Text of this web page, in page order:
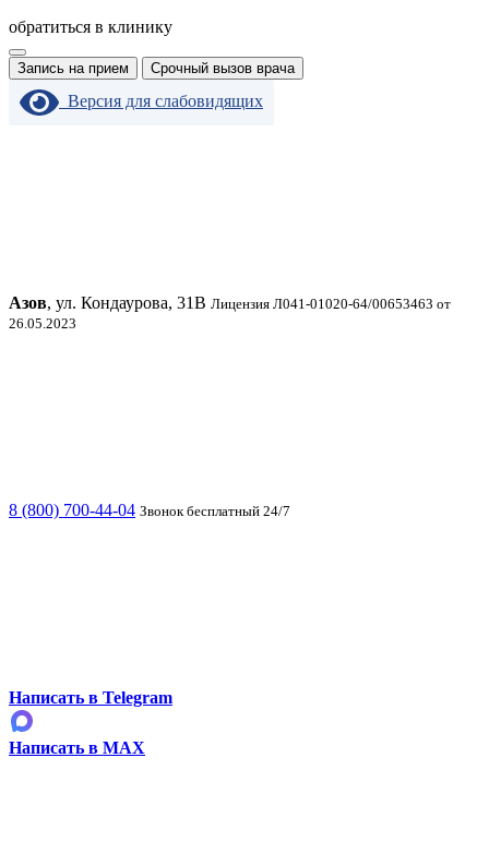
обратиться в клинику
Запись на прием Срочный вызов врача
Версия для слабовидящих
Азов, ул. Кондаурова, 31В Лицензия Л041-01020-64/00653463 от
26.05.2023
8 (800) 700-44-04 Звонок бесплатный 24/7
Написать в Telegram
Написать в MAX